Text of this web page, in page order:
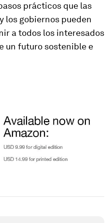
prácticos que las
los gobiernos pueden
a todos los interesados
un futuro sostenible e